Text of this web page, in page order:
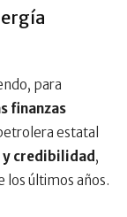
para
finanzas
estatal
credibilidad ,
los últimos años.